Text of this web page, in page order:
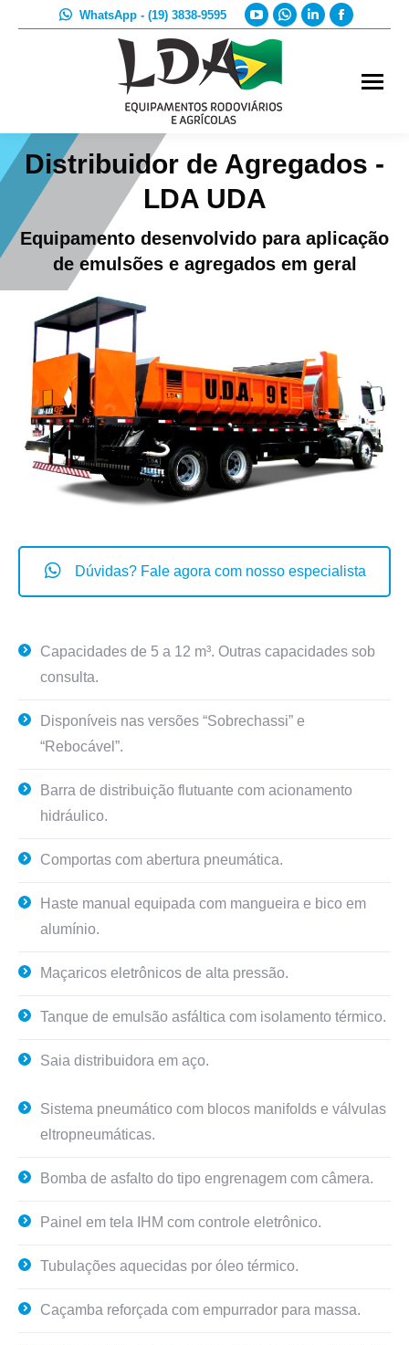
WhatsApp - (19) 3838-9595
YouTube
page
opens
in
new
Whatsapp
Linkedin
Distribuidor de Agregados -
LDA UDA
Equipamento desenvolvido para aplicação
de emulsões e agregados em geral
Dúvidas? Fale agora com nosso especialista
Capacidades de 5 a 12 m³. Outras capacidades sob
consulta.
Disponíveis nas versões “Sobrechassi” e
“Rebocável”.
Barra de distribuição flutuante com acionamento
hidráulico.
Comportas com abertura pneumática.
Haste manual equipada com mangueira e bico em
alumínio.
Maçaricos eletrônicos de alta pressão.
Tanque de emulsão asfáltica com isolamento térmico.
Saia distribuidora em aço.
Sistema pneumático com blocos manifolds e válvulas
eltropneumáticas.
Bomba de asfalto do tipo engrenagem com câmera.
Painel em tela IHM com controle eletrônico.
Tubulações aquecidas por óleo térmico.
Caçamba reforçada com empurrador para massa.